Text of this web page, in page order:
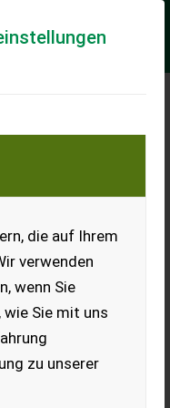
die auf Ihrem
verwenden
wenn Sie
wie Sie mit uns
zu unserer
–
Kaminholz
Länge 1 m,
= € 80,-/rm,
= € 100,-/rm,
und geschnitten
möglich nach